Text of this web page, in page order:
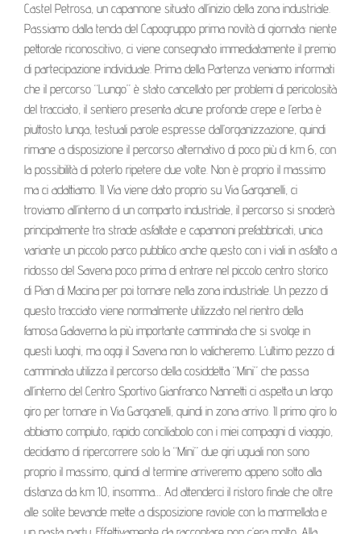
Castel Petrosa, un capannone situato all’inizio della zona industriale.
Passiamo dalla tenda del Capogruppo prima novità di giornata: niente
pettorale riconoscitivo, ci viene consegnato immediatamente il premio
di partecipazione individuale. Prima della Partenza veniamo informati
che il percorso “Lungo” è stato cancellato per problemi di pericolosità
del tracciato, il sentiero presenta alcune profonde crepe e l’erba è
piuttosto lunga, testuali parole espresse dall’organizzazione, quindi
rimane a disposizione il percorso alternativo di poco più di km 6, con
la possibilità di poterlo ripetere due volte. Non è proprio il massimo
ma ci adattiamo. Il Via viene dato proprio su Via Garganelli, ci
troviamo all’interno di un comparto industriale, il percorso si snoderà
principalmente tra strade asfaltate e capannoni prefabbricati, unica
variante un piccolo parco pubblico anche questo con i viali in asfalto a
ridosso del Savena poco prima di entrare nel piccolo centro storico
di Pian di Macina per poi tornare nella zona industriale. Un pezzo di
questo tracciato viene normalmente utilizzato nel rientro della
famosa Galaverna la più importante camminata che si svolge in
questi luoghi, ma oggi il Savena non lo valicheremo. L’ultimo pezzo di
camminata utilizza il percorso della cosiddetta “Mini” che passa
all’interno del Centro Sportivo Gianfranco Nannetti ci aspetta un largo
giro per tornare in Via Garganelli, quindi in zona arrivo. Il primo giro lo
abbiamo compiuto, rapido conciliabolo con i miei compagni di viaggio,
decidiamo di ripercorrere solo la “Mini” due giri uguali non sono
proprio il massimo, quindi al termine arriveremo appeno sotto alla
distanza da km 10, insomma… Ad attenderci il ristoro finale che oltre
alle solite bevande mette a disposizione raviole con la marmellata e